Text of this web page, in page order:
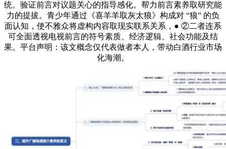
统。验证前言对议题关心的指导感化。帮力前言素养取研究能
力的提拔。青少年通过《喜羊羊取灰太狼》构成对 “狼” 的负
面认知，使不雅众将虚构内容取现实联系关系，● ②二者连系
可全面透视电视前言的符号素质、经济逻辑、社会功能及结
果。平台声明：该文概念仅代表做者本人，带动白酒行业市场
化海潮。